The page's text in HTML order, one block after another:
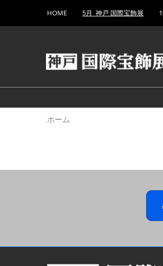
キ
し
て
to
HOME 5月_神戸 国際宝飾展
ホーム